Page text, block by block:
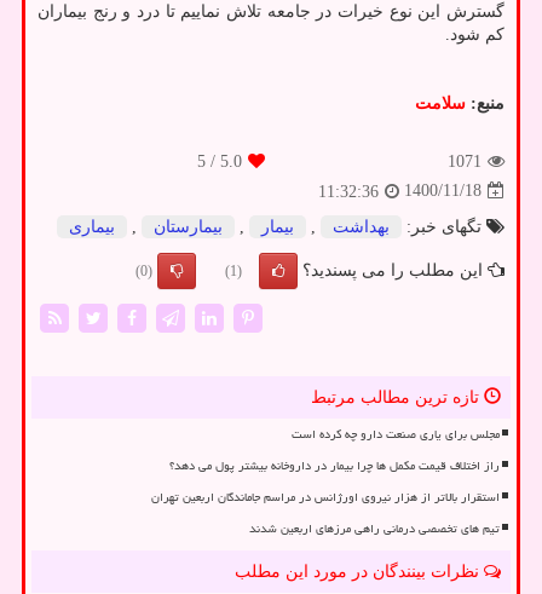
گسترش این نوع خیرات در جامعه تلاش نماییم تا درد و رنج بیماران
کم شود.
منبع: سلامت
1071
5.0
/ 5
1400/11/18
11:32:36
تگهای خبر:
بهداشت بیمار بیمارستان بیماری
این مطلب را می پسندید؟ (1)
(0)
تازه ترین مطالب مرتبط
مجلس برای یاری صنعت دارو چه کرده است
راز اختلاف قیمت مکمل ها چرا بیمار در داروخانه بیشتر پول می دهد؟
استقرار بالاتر از هزار نیروی اورژانس در مراسم جاماندگان اربعین تهران
تیم های تخصصی درمانی راهی مرزهای اربعین شدند
نظرات بینندگان در مورد این مطلب